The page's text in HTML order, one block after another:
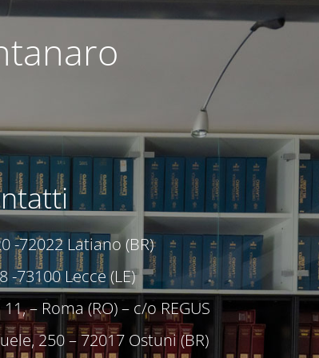
-72022 Latiano (BR)
-73100 Lecce (LE)
– Roma (RO) – c/o REGUS
250 – 72017 Ostuni (BR)